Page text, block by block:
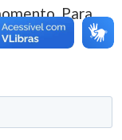
Para
de